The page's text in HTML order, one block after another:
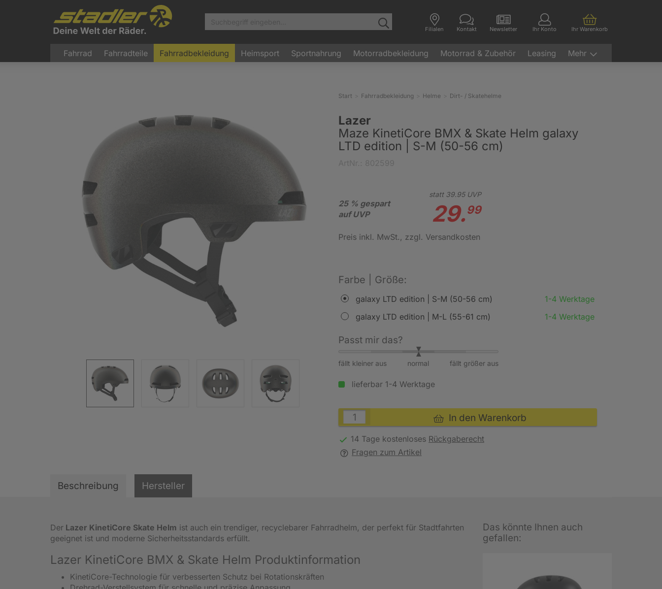
Filialen Kontakt Newsletter Ihr Konto Ihr Warenkorb
Fahrrad Fahrradteile Fahrradbekleidung Heimsport Sportnahrung Motorradbekleidung Motorrad & Zubehör Leasing Mehr
Start Fahrradbekleidung Helme Dirt- / Skatehelme
Lazer
Maze KinetiCore BMX & Skate Helm galaxy
LTD edition | S-M (50-56 cm)
25 % gespart
auf UVP
statt 39.95UVP
29.99
Preis inkl. MwSt., zzgl. Versandkosten
Farbe | Größe:
galaxy LTD edition | S-M (50-56 cm)
1-4 Werktage
galaxy LTD edition | M-L (55-61 cm)
1-4 Werktage
Passt mir das?
fällt kleiner aus fällt größer aus
normal
lieferbar 1-4 Werktage
In den Warenkorb
14 Tage kostenloses Rückgaberecht
Fragen zum Artikel
Beschreibung Hersteller
Der Lazer KinetiCore Skate Helm ist auch ein trendiger, recyclebarer Fahrradhelm, der perfekt für Stadtfahrten
geeignet ist und moderne Sicherheitsstandards erfüllt.
Lazer KinetiCore BMX & Skate Helm Produktinformation
KinetiCore-Technologie für verbesserten Schutz bei Rotationskräften
Das könnte Ihnen auch
gefallen: